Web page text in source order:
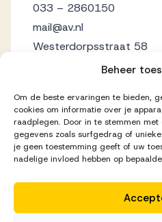
Beheer
Om de beste ervaringen te bieden,
cookies om informatie over je
raadplegen. Door in te stemmen
gegevens zoals surfgedrag of
je geen toestemming geeft of uw
nadelige invloed hebben op
033 – 2860150
mail@av.nl
Westerdorpsstraat 58
3871 AZ Hoevelaken